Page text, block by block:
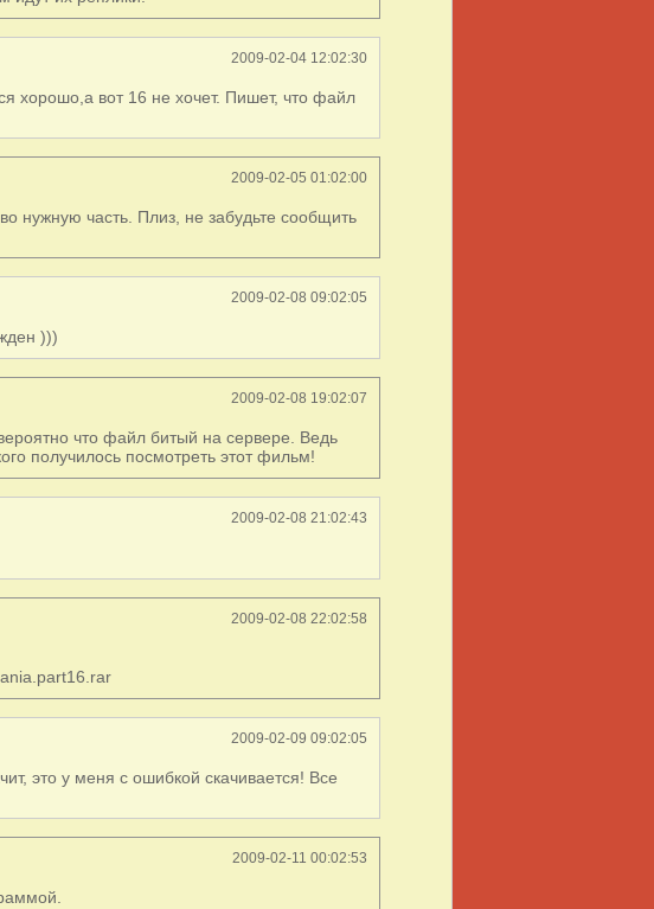
2009-02-04 12:02:30
хорошо,а вот 16 не хочет. Пишет, что файл
2009-02-05 01:02:00
нужную часть. Плиз, не забудьте сообщить
2009-02-08 09:02:05
)))
2009-02-08 19:02:07
что файл битый на сервере. Ведь
получилось посмотреть этот фильм!
2009-02-08 21:02:43
2009-02-08 22:02:58
2009-02-09 09:02:05
это у меня с ошибкой скачивается! Все
2009-02-11 00:02:53